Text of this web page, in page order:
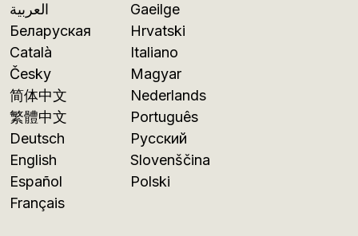
العربية
Беларуская
Català
Česky
简体中文
繁體中文
Deutsch
English
Español
Français
Gaeilge
Hrvatski
Italiano
Magyar
Nederlands
Português
Русский
Slovenščina
Polski